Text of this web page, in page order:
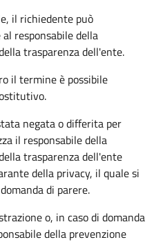
il richiedente può
responsabile della
trasparenza dell'ente.
il termine è possibile
negata o differita per
il responsabile della
trasparenza dell'ente
della privacy, il quale si
di parere.
o, in caso di domanda
della prevenzione